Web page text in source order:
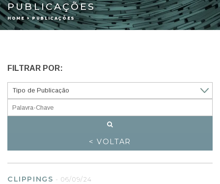
PUBLICAÇÕES
HOME > PUBLICAÇÕES
FILTRAR POR:
< VOLTAR
CLIPPINGS -06/09/24